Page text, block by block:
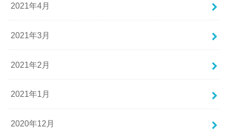
2021年4月
2021年3月
2021年2月
2021年1月
2020年12月